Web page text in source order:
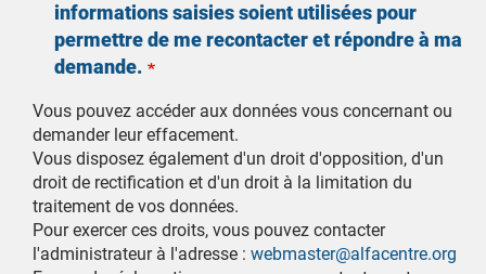
informations saisies soient utilisées pour
permettre de me recontacter et répondre à ma
demande.
Vous pouvez accéder aux données vous concernant ou
demander leur effacement.
Vous disposez également d'un droit d'opposition, d'un
droit de rectification et d'un droit à la limitation du
traitement de vos données.
Pour exercer ces droits, vous pouvez contacter
l'administrateur à l'adresse : webmaster@alfacentre.org